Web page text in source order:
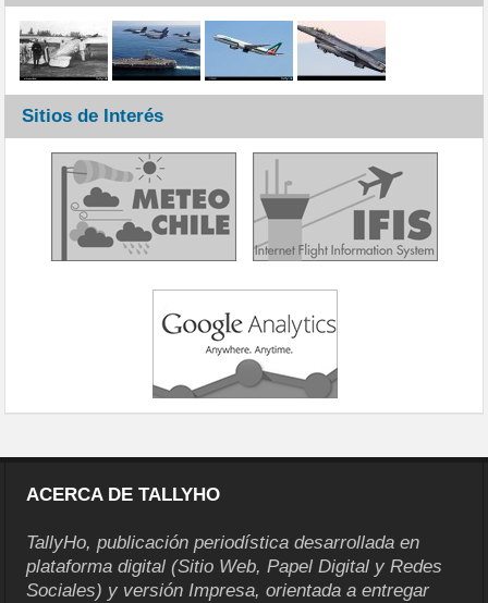
Sitios de Interés
ACERCA DE TALLYHO
TallyHo, publicación periodística desarrollada en
plataforma digital (Sitio Web, Papel Digital y Redes
Sociales) y versión Impresa, orientada a entregar